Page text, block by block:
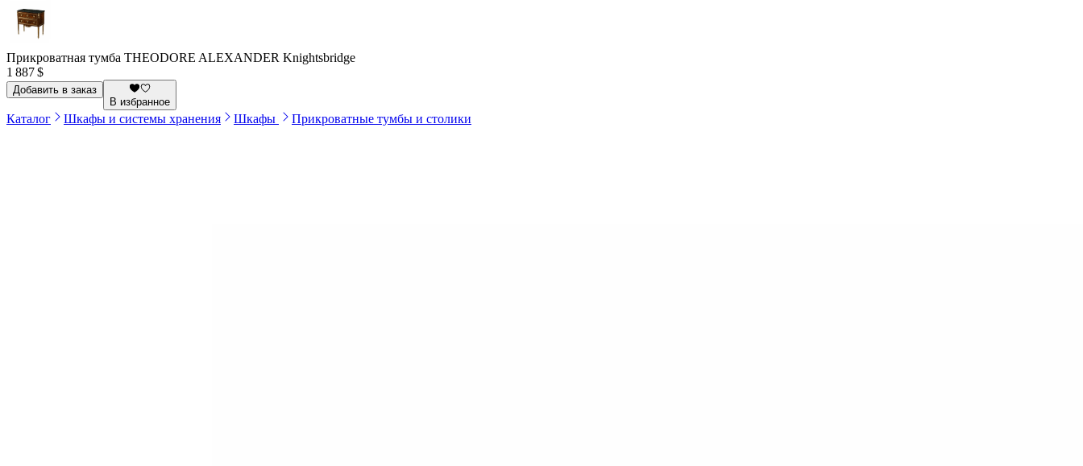
Прикроватная тумба THEODORE ALEXANDER Knightsbridge
1 887 $
Добавить в заказ
В избранное
Каталог Шкафы и системы хранения Шкафы Прикроватные тумбы и столики